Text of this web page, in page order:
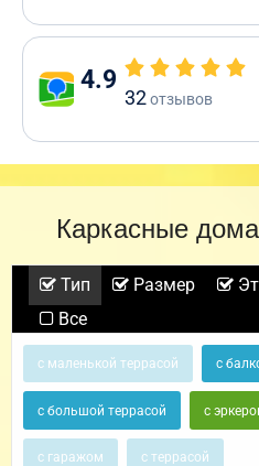
4.9
32отзывов
Каркасные
Тип Размер
Все
с маленькой террасой с
с большой террасой с
с гаражом с террасой